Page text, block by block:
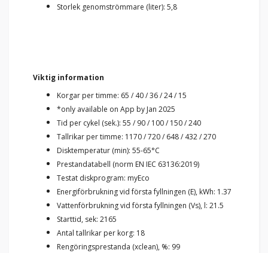
Storlek genomströmmare (liter): 5,8
Viktig information
Korgar per timme: 65 / 40 / 36 / 24 / 15
*only available on App by Jan 2025
Tid per cykel (sek.): 55 / 90 / 100 / 150 / 240
Tallrikar per timme: 1170 / 720 / 648 / 432 / 270
Disktemperatur (min): 55-65°C
Prestandatabell (norm EN IEC 63136:2019)
Testat diskprogram: myEco
Energiförbrukning vid första fyllningen (E), kWh: 1.37
Vattenförbrukning vid första fyllningen (Vs), l: 21.5
Starttid, sek: 2165
Antal tallrikar per korg: 18
Rengöringsprestanda (xclean), %: 99